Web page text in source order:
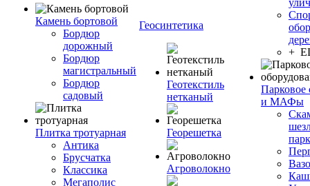
Камень бортовой
Бордюр
дорожный
Бордюр
магистральный
Бордюр
садовый
Плитка тротуарная
Антика
Брусчатка
Классика
Мегаполис
Геосинтетика
Геотекстиль
нетканый
Георешетка
Агроволокно
+
Парковое
и МАФы